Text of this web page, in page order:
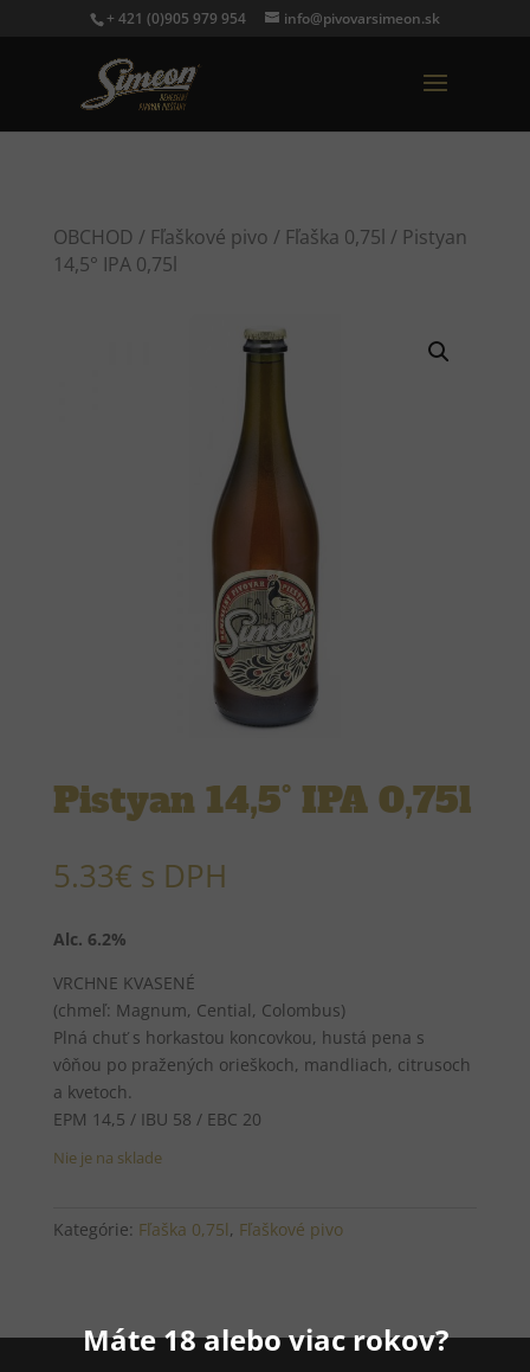
+ 421 (0)905 979 954 info@pivovarsimeon.sk
OBCHOD / Fľaškové pivo / Fľaška 0,75l / Pistyan
14,5° IPA 0,75l
Pistyan 14,5° IPA 0,75l
5.33€ s DPH
Alc. 6.2%
VRCHNE KVASENÉ
(chmeľ: Magnum, Cential, Colombus)
Plná chuť s horkastou koncovkou, hustá pena s
vôňou po pražených orieškoch, mandliach, citrusoch
a kvetoch.
EPM 14,5 / IBU 58 / EBC 20
Nie je na sklade
Kategórie: Fľaška 0,75l, Fľaškové pivo
Máte 18 alebo viac rokov?